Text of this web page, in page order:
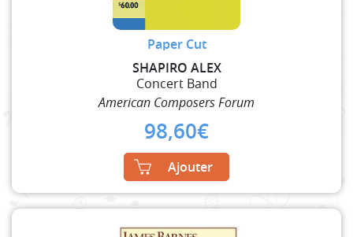
Paper Cut
SHAPIRO ALEX
Concert Band
American Composers Forum
98,60€
Ajouter